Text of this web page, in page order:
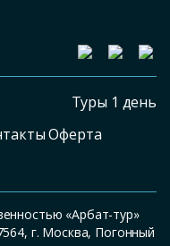
Туры 1 день
Оферта
«Арбат-тур»
г. Москва, Погонный